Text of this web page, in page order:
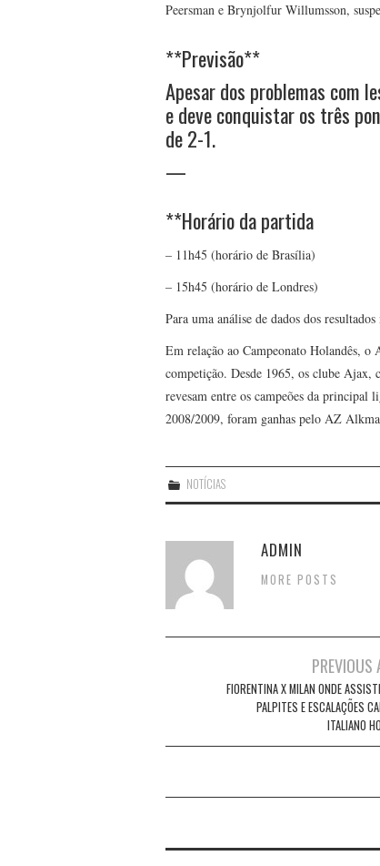
Peersman e Brynjolfur Willumsson,
**Previsão**
Apesar dos problemas com
e deve conquistar os três
de 2-1.
—
**Horário da partida
– 11h45 (horário de Brasília)
– 15h45 (horário de Londres)
Para uma análise de dados dos
Em relação ao Campeonato Holandês,
competição. Desde 1965, os clube
revesam entre os campeões da principal
2008/2009, foram ganhas pelo AZ
NOTÍCIAS
ADMIN
MORE POSTS
navigation
PREVIOUS
FIORENTINA X MILAN ONDE
PALPITES E ESCALAÇÕES
ITALIANO